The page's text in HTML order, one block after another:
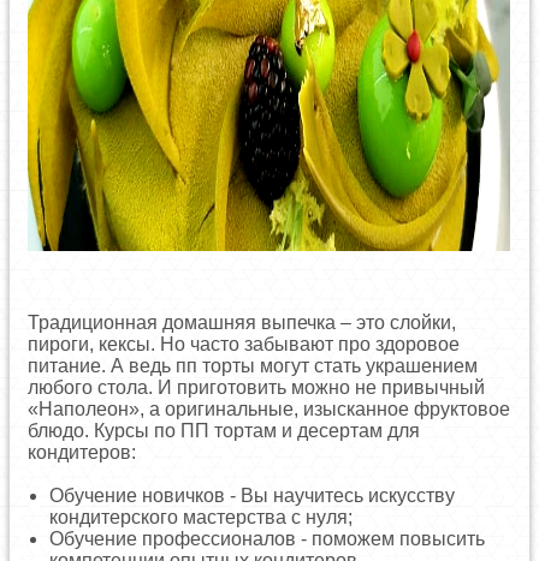
Традиционная домашняя выпечка – это слойки,
пироги, кексы. Но часто забывают про здоровое
питание. А ведь пп торты могут стать украшением
любого стола. И приготовить можно не привычный
«Наполеон», а оригинальные, изысканное фруктовое
блюдо. Курсы по ПП тортам и десертам для
кондитеров:
Обучение новичков - Вы научитесь искусству
кондитерского мастерства с нуля;
Обучение профессионалов - поможем повысить